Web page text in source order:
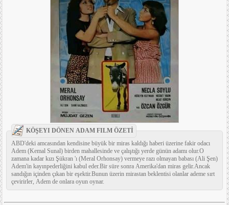
KÖŞEYI DÖNEN ADAM FILM ÖZETİ
ABD'deki amcasından kendisine büyük bir miras kaldığı haberi üzerine fakir odacı
Adem (Kemal Sunal) birden mahallesinde ve çalıştığı yerde günün adamı olur.O
zamana kadar kızı Şükran 'ı (Meral Orhonsay) vermeye razı olmayan babası (Ali Şen)
Adem'in kayınpederliğini kabul eder.Bir süre sonra Amerika'dan miras gelir.Ancak
sandığın içinden çıkan bir eşektir.Bunun üzerin mirastan beklentisi olanlar ademe sırt
çevirirler, Adem de onlara oyun oynar.